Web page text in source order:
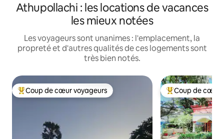
Athupollachi : les locations de vacances
les mieux notées
Les voyageurs sont unanimes : l'emplacement, la
propreté et d'autres qualités de ces logements sont
très bien notés.
Coup de cœur voyageurs parmi les plus aimés
Coup de cœur voyageurs Coup de cœur
Coup de cœur